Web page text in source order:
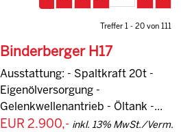
Treffer 1 - 20 von 111
Binderberger H17
Ausstattung: - Spaltkraft 20t -
Eigenölversorgung -
Gelenkwellenantrieb - Öltank -...
EUR 2.900,- inkl. 13% MwSt./Verm.